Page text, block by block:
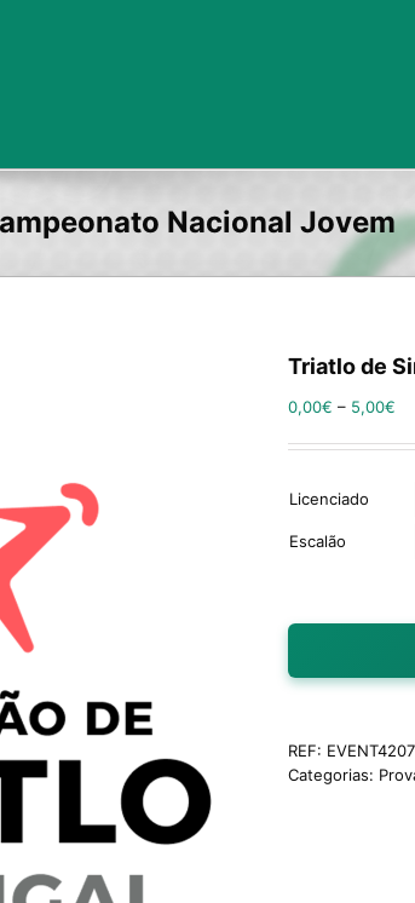
Nacional Jovem
Triatlo de
0,00€ – 5,00€
Licenciado
Escalão
REF:
Categorias: